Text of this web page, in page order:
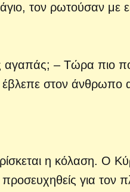
τον ρωτούσαν με
αγαπάς; – Τώρα πιο
στον άνθρωπο
η κόλαση. Ο
για τον